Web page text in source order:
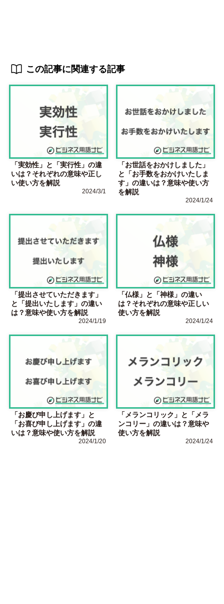
この記事に関連する記事
「実効性」と「実行性」の違
いは？それぞれの意味や正し
い使い方を解説
2024/3/1
「お世話をおかけしました」
と「お手数をおかけいたしま
す」の違いは？意味や使い方
を解説
2024/1/24
「提出させていただきます」
と「提出いたします」の違い
は？意味や使い方を解説
2024/1/19
「仏様」と「神様」の違い
は？それぞれの意味や正しい
使い方を解説
2024/1/24
「お慶び申し上げます」と
「お喜び申し上げます」の違
いは？意味や使い方を解説
2024/1/20
「メランコリック」と「メラ
ンコリー」の違いは？意味や
使い方を解説
2024/1/24